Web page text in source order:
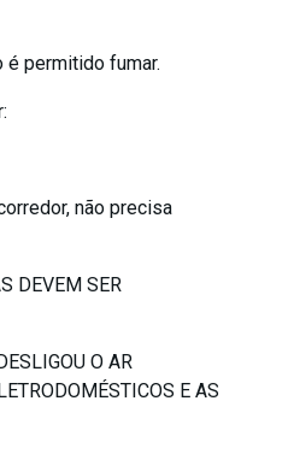
é permitido fumar.
não precisa
DEVEM SER
O AR
E AS